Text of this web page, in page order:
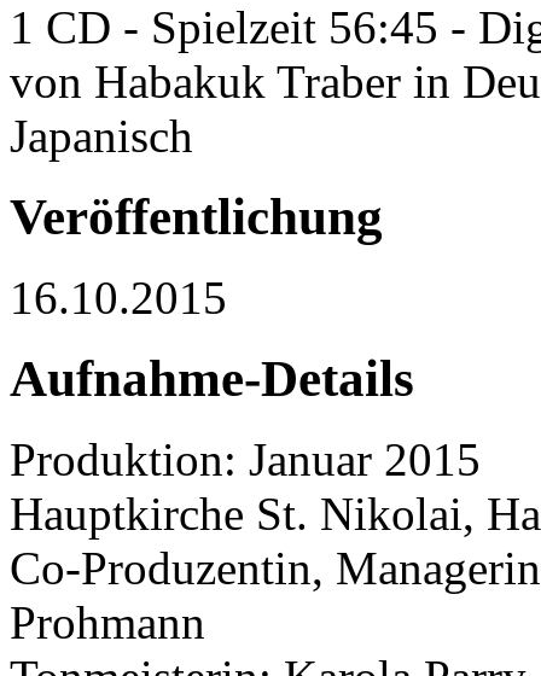
1 CD - Spielzeit 56:45 -
von Habakuk Traber in
Japanisch
Veröffentlichung
16.10.2015
Aufnahme-Details
Produktion: Januar 2015
Hauptkirche St. Nikolai,
Co-Produzentin,
Prohmann